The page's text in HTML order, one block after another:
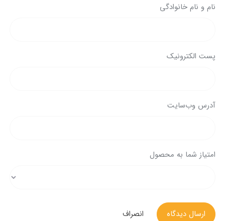
نام و نام خانوادگی
پست الکترونیک
آدرس وب‌سایت
امتیاز شما به محصول
ارسال دیدگاه انصراف